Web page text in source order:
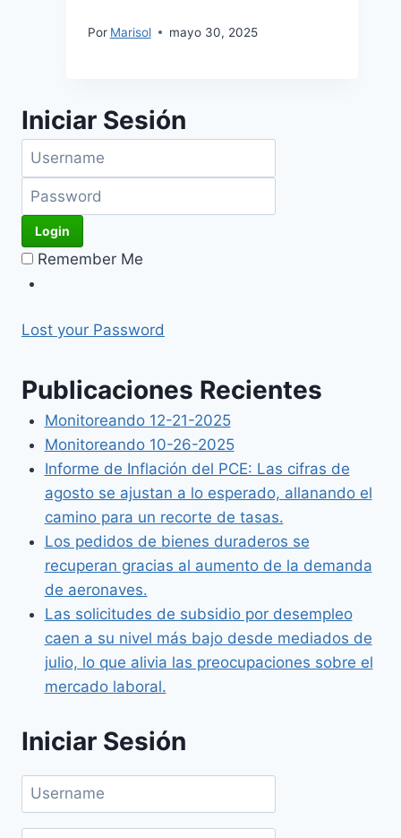
Por Marisol mayo 30, 2025
Iniciar Sesión
Remember Me
Lost your Password
Publicaciones Recientes
Monitoreando 12-21-2025
Monitoreando 10-26-2025
Informe de Inflación del PCE: Las cifras de
agosto se ajustan a lo esperado, allanando el
camino para un recorte de tasas.
Los pedidos de bienes duraderos se
recuperan gracias al aumento de la demanda
de aeronaves.
Las solicitudes de subsidio por desempleo
caen a su nivel más bajo desde mediados de
julio, lo que alivia las preocupaciones sobre el
mercado laboral.
Iniciar Sesión